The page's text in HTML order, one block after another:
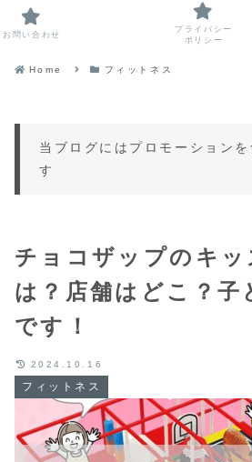
Home フィットネス
当ブログにはプロモーション
す
チョコザップのキッ
は？店舗はどこ？子
です！
フィットネス
2024.10.16
お問い合わせ
プライバシー
ポリシー